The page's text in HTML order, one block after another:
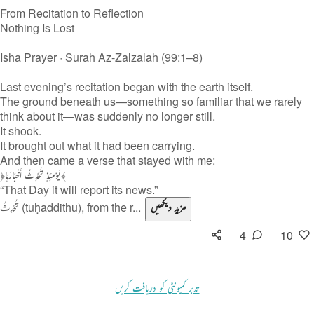
From Recitation to Reflection
Nothing Is Lost
Isha Prayer · Surah Az-Zalzalah (99:1–8)
Last evening’s recitation began with the earth itself.
The ground beneath us—something so familiar that we rarely
think about it—was suddenly no longer still.
It shook.
It brought out what it had been carrying.
And then came a verse that stayed with me:
﴿يَوْمَئِذٍ تُحَدِّثُ أَخْبَارَهَا﴾
“That Day it will report its news.”
تُحَدِّثُ (tuḥaddithu), from the r...
مزید دیکھیں
10
4
تدبر کمیونٹی کو دریافت کریں